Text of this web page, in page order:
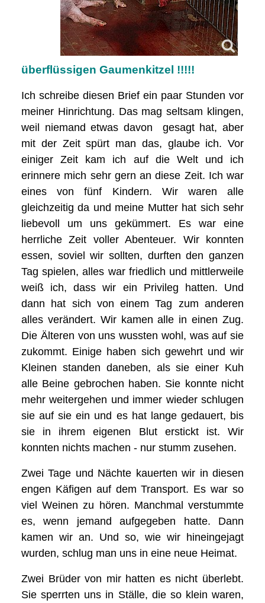
überflüssigen Gaumenkitzel !!!!!
Ich schreibe diesen Brief ein paar Stunden vor
meiner Hinrichtung. Das mag seltsam klingen,
weil niemand etwas davon gesagt hat, aber
mit der Zeit spürt man das, glaube ich. Vor
einiger Zeit kam ich auf die Welt und ich
erinnere mich sehr gern an diese Zeit. Ich war
eines von fünf Kindern. Wir waren alle
gleichzeitig da und meine Mutter hat sich sehr
liebevoll um uns gekümmert. Es war eine
herrliche Zeit voller Abenteuer. Wir konnten
essen, soviel wir sollten, durften den ganzen
Tag spielen, alles war friedlich und mittlerweile
weiß ich, dass wir ein Privileg hatten. Und
dann hat sich von einem Tag zum anderen
alles verändert. Wir kamen alle in einen Zug.
Die Älteren von uns wussten wohl, was auf sie
zukommt. Einige haben sich gewehrt und wir
Kleinen standen daneben, als sie einer Kuh
alle Beine gebrochen haben. Sie konnte nicht
mehr weitergehen und immer wieder schlugen
sie auf sie ein und es hat lange gedauert, bis
sie in ihrem eigenen Blut erstickt ist. Wir
konnten nichts machen - nur stumm zusehen.
Zwei Tage und Nächte kauerten wir in diesen
engen Käfigen auf dem Transport. Es war so
viel Weinen zu hören. Manchmal verstummte
es, wenn jemand aufgegeben hatte. Dann
kamen wir an. Und so, wie wir hineingejagt
wurden, schlug man uns in eine neue Heimat.
Zwei Brüder von mir hatten es nicht überlebt.
Sie sperrten uns in Ställe, die so klein waren,